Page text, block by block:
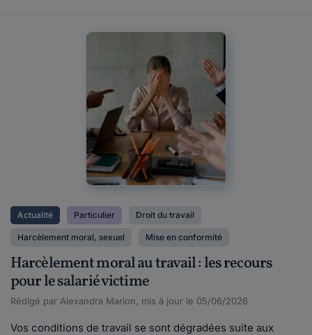
Actualité Particulier Droit du travail
Harcèlement moral, sexuel Mise en conformité
Harcèlement moral au travail : les recours
pour le salarié victime
Rédigé par Alexandra Marion, mis à jour le 05/06/2026
Vos conditions de travail se sont dégradées suite aux